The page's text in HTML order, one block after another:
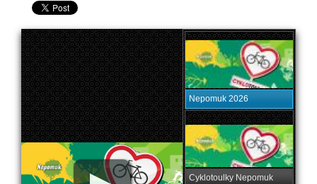
Nepomuk 2026
Cyklotoulky Nepomuk